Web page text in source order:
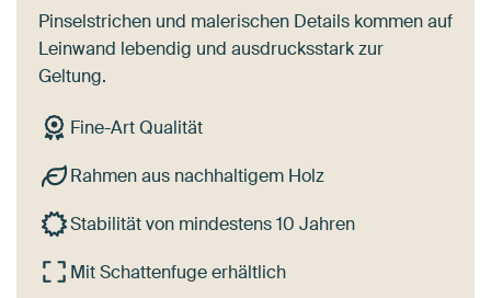
Pinselstrichen und malerischen Details kommen auf
Leinwand lebendig und ausdrucksstark zur
Geltung.
Fine-Art Qualität
Rahmen aus nachhaltigem Holz
Stabilität von mindestens 10 Jahren
Mit Schattenfuge erhältlich